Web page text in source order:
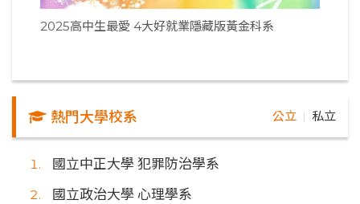
2025高中生最愛 4大好就業隱藏版黃金科系
熱門大學校系 公立 私立
國立中正大學 犯罪防治學系
國立政治大學 心理學系